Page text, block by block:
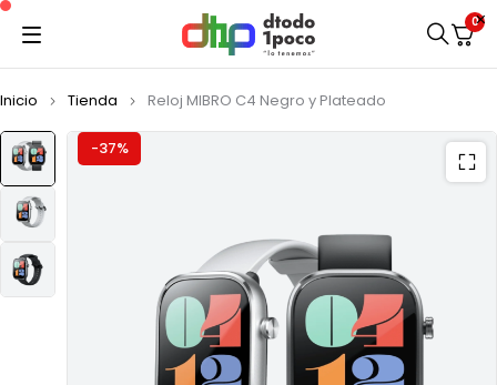
0
Inicio Tienda Reloj MIBRO C4 Negro y Plateado
-37%